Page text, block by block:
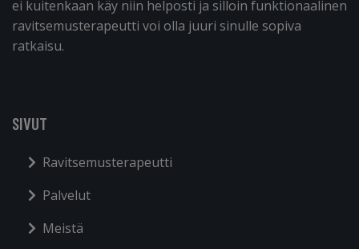
ei kuitenkaan käy niin helposti ja silloin funktionaalinen
ravitsemusterapeutti voi olla juuri sinulle sopiva
ratkaisu.
SIVUT
Ravitsemusterapeutti
Palvelut
Meistä